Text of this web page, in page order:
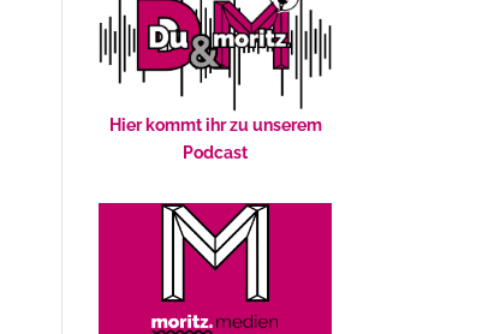
Hier kommt ihr zu unserem
Podcast